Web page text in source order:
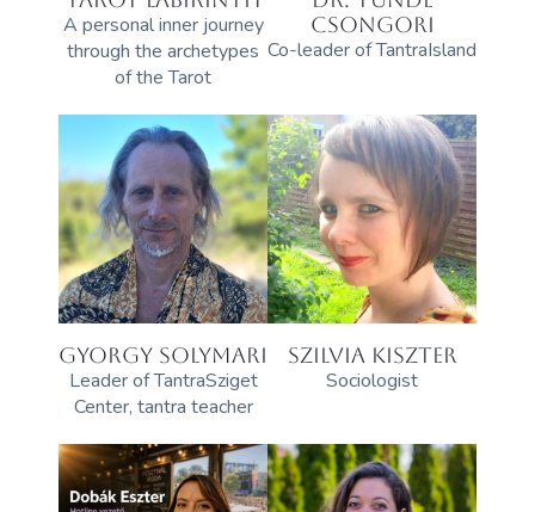
A personal inner journey
through the archetypes
of the Tarot
CSONGORI
Co-leader of TantraIsland
GYORGY SOLYMARI
Leader of TantraSziget
Center, tantra teacher
SZILVIA KISZTER
Sociologist